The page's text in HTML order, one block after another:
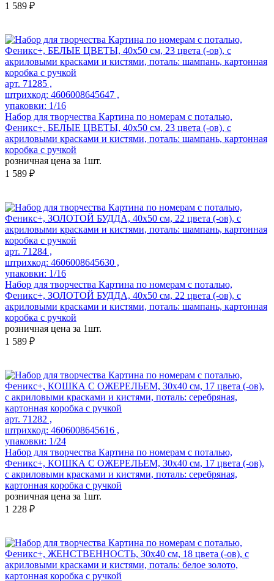
1 589 ₽
арт. 71285 ,
штрихкод: 4606008645647 ,
упаковки: 1/16
Набор для творчества Картина по номерам с поталью,
Феникс+, БЕЛЫЕ ЦВЕТЫ, 40х50 см, 23 цвета (-ов), с
акриловыми красками и кистями, поталь: шампань, картонная
коробка с ручкой
розничная цена за 1шт.
1 589 ₽
арт. 71284 ,
штрихкод: 4606008645630 ,
упаковки: 1/16
Набор для творчества Картина по номерам с поталью,
Феникс+, ЗОЛОТОЙ БУДДА, 40х50 см, 22 цвета (-ов), с
акриловыми красками и кистями, поталь: шампань, картонная
коробка с ручкой
розничная цена за 1шт.
1 589 ₽
арт. 71282 ,
штрихкод: 4606008645616 ,
упаковки: 1/24
Набор для творчества Картина по номерам с поталью,
Феникс+, КОШКА С ОЖЕРЕЛЬЕМ, 30х40 см, 17 цвета (-ов),
с акриловыми красками и кистями, поталь: серебряная,
картонная коробка с ручкой
розничная цена за 1шт.
1 228 ₽